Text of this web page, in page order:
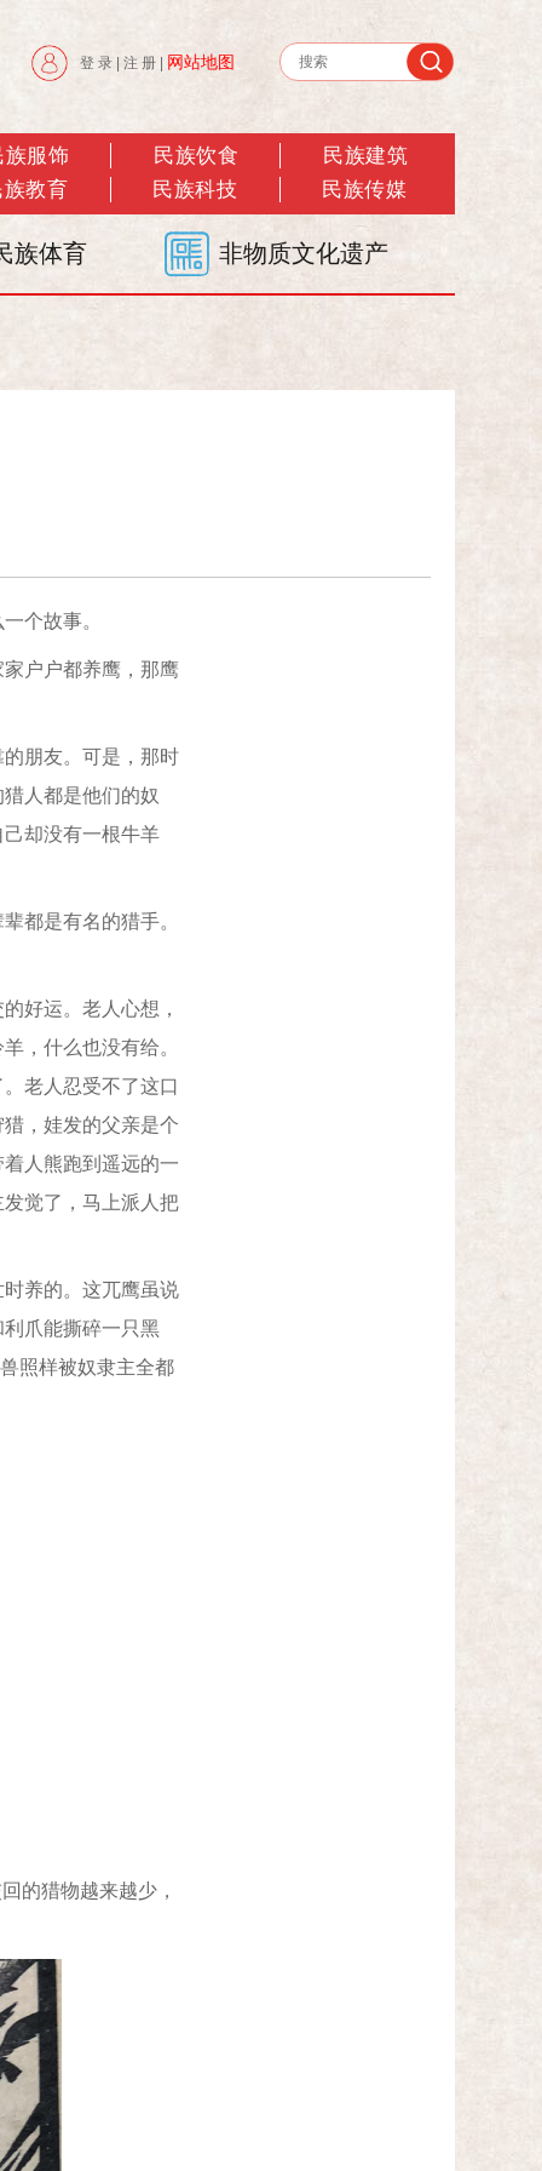
登 录 注 册 网站地图
族服饰 民族饮食
民族建筑
族教育
民族科技 民族传媒
族体育 非物质文化遗产
个故事。
户户都养鹰，那鹰
朋友。可是，那时
人都是他们的奴
却没有一根牛羊
都是有名的猎手。
好运。老人心想，
，什么也没有给。
老人忍受不了这口
，娃发的父亲是个
人熊跑到遥远的一
觉了，马上派人把
养的。这兀鹰虽说
爪能撕碎一只黑
照样被奴隶主全都
的猎物越来越少，